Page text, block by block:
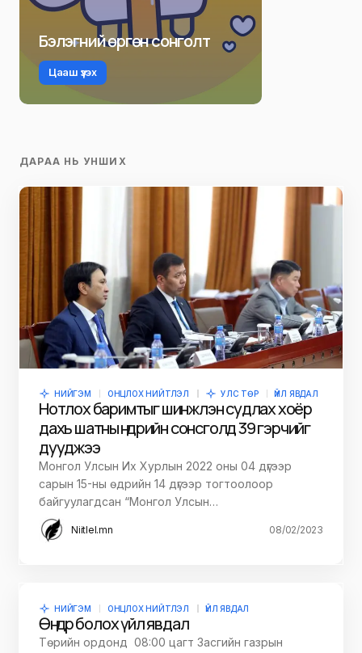
Бэлэгний өргөн сонголт
Цааш үзэх
ДАРАА НЬ УНШИХ
НИЙГЭМ ОНЦЛОХ НИЙТЛЭЛ УЛС ТӨР ҮЙЛ ЯВДАЛ
Нотлох баримтыг шинжлэн судлах хоёр
дахь шатны өнөөдрийн сонсголд 39 гэрчийг
дууджээ
Монгол Улсын Их Хурлын 2022 оны 04 дүгээр
сарын 15-ны өдрийн 14 дүгээр тогтоолоор
байгуулагдсан “Монгол Улсын…
Niitlel.mn 08/02/2023
НИЙГЭМ ОНЦЛОХ НИЙТЛЭЛ ҮЙЛ ЯВДАЛ
Өнөөдөр болох үйл явдал
Төрийн ордонд 08:00 цагт Засгийн газрын